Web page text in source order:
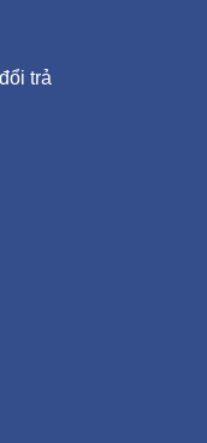
trả